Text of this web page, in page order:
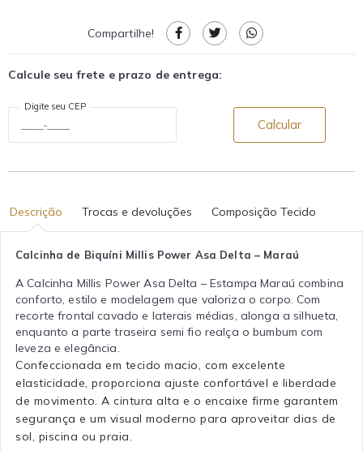
Compartilhe!
Calcule seu frete e prazo de entrega:
Digite seu CEP
Calcular
Descrição Trocas e devoluções Composição Tecido
Calcinha de Biquíni Millis Power Asa Delta – Maraú
A Calcinha Millis Power Asa Delta – Estampa Maraú combina
conforto, estilo e modelagem que valoriza o corpo. Com
recorte frontal cavado e laterais médias, alonga a silhueta,
enquanto a parte traseira semi fio realça o bumbum com
leveza e elegância.
Confeccionada em tecido macio, com excelente
elasticidade, proporciona ajuste confortável e liberdade
de movimento. A cintura alta e o encaixe firme garantem
segurança e um visual moderno para aproveitar dias de
sol, piscina ou praia.